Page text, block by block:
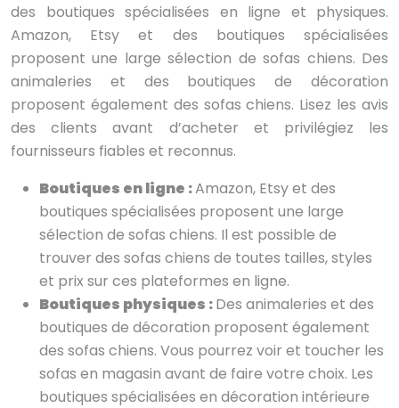
des boutiques spécialisées en ligne et physiques.
Amazon, Etsy et des boutiques spécialisées
proposent une large sélection de sofas chiens. Des
animaleries et des boutiques de décoration
proposent également des sofas chiens. Lisez les avis
des clients avant d’acheter et privilégiez les
fournisseurs fiables et reconnus.
Boutiques en ligne :Amazon, Etsy et des
boutiques spécialisées proposent une large
sélection de sofas chiens. Il est possible de
trouver des sofas chiens de toutes tailles, styles
et prix sur ces plateformes en ligne.
Boutiques physiques :Des animaleries et des
boutiques de décoration proposent également
des sofas chiens. Vous pourrez voir et toucher les
sofas en magasin avant de faire votre choix. Les
boutiques spécialisées en décoration intérieure